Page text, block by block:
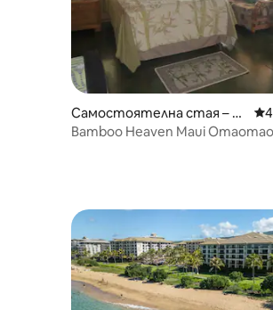
Самостоятелна стая – H
aiku-Pauwela
Bamboo Heaven Maui Omaomao